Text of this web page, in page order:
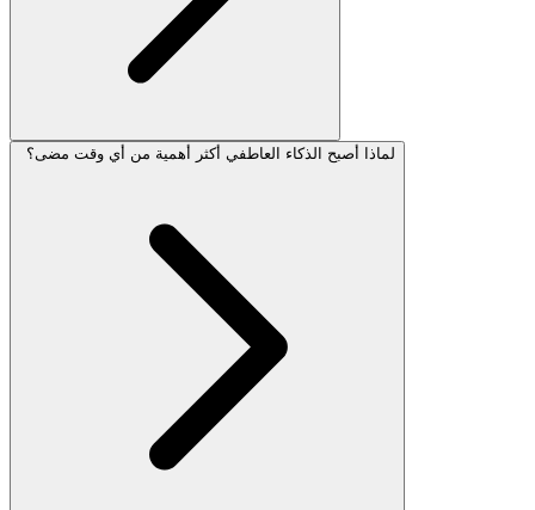
لماذا أصبح الذكاء العاطفي أكثر أهمية من أي وقت مضى؟